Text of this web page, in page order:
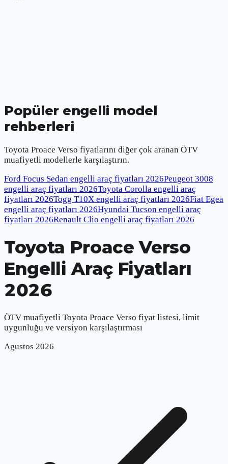
Popüler engelli model
rehberleri
Toyota Proace Verso fiyatlarını diğer çok aranan ÖTV
muafiyetli modellerle karşılaştırın.
Ford Focus Sedan engelli araç fiyatları 2026Peugeot 3008
engelli araç fiyatları 2026Toyota Corolla engelli araç
fiyatları 2026Togg T10X engelli araç fiyatları 2026Fiat Egea
engelli araç fiyatları 2026Hyundai Tucson engelli araç
fiyatları 2026Renault Clio engelli araç fiyatları 2026
Toyota Proace Verso
Engelli Araç Fiyatları
2026
ÖTV muafiyetli Toyota Proace Verso fiyat listesi, limit
uygunluğu ve versiyon karşılaştırması
Agustos 2026